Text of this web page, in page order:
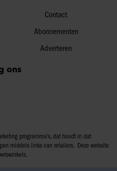
Contact
Abonnementen
Adverteren
ons
programma’s, dat houdt in dat
middels links van retailers. Deze website